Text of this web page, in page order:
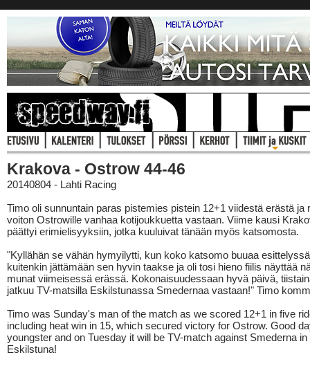
Krakova - Ostrow 44-46
20140804 - Lahti Racing
Timo oli sunnuntain paras pistemies pistein 12+1 viidestä erästä ja
voiton Ostrowille vanhaa kotijoukkuetta vastaan. Viime kausi
päättyi erimielisyyksiin, jotka kuuluivat tänään myös katsomosta.
"Kyllähän se vähän hymyilytti, kun koko katsomo buuaa
kuitenkin jättämään sen hyvin taakse ja oli tosi hieno fiilis näyttää
munat viimeisessä erässä. Kokonaisuudessaan hyvä päivä,
jatkuu TV-matsilla Eskilstunassa Smedernaa vastaan!" Timo
Timo was Sunday's man of the match as we scored 12+1 in five
including heat win in 15, which secured victory for Ostrow. Good
youngster and on Tuesday it will be TV-match against Smederna in
Eskilstuna!